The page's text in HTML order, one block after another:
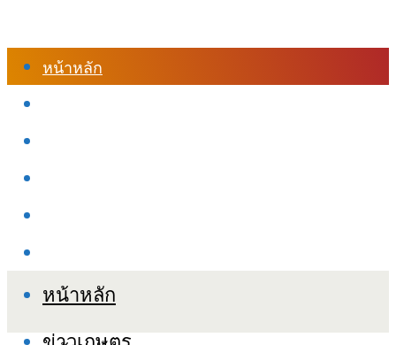
หน้าหลัก
หน้าหลัก